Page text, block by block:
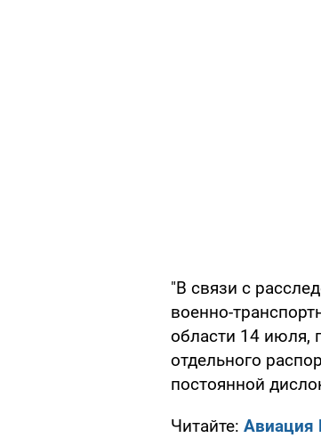
"В связи с
военно-
области 14 июля,
отдельного
постоянной
Читайте: Авиация